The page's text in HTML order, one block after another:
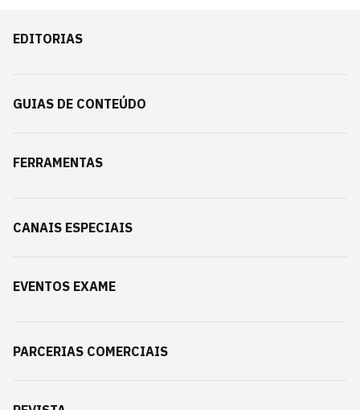
EDITORIAS
GUIAS DE CONTEÚDO
FERRAMENTAS
CANAIS ESPECIAIS
EVENTOS EXAME
PARCERIAS COMERCIAIS